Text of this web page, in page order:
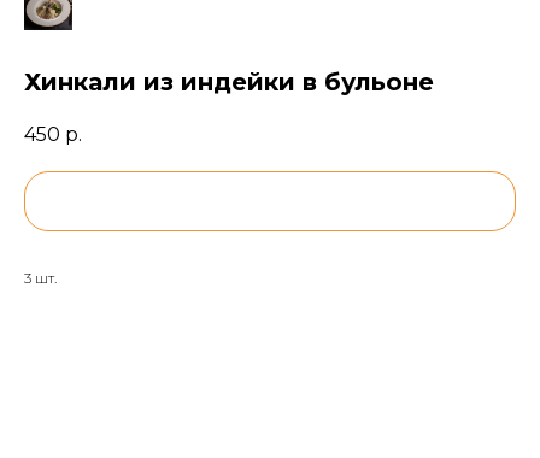
Хинкали из индейки в бульоне
450 р.
3 шт.